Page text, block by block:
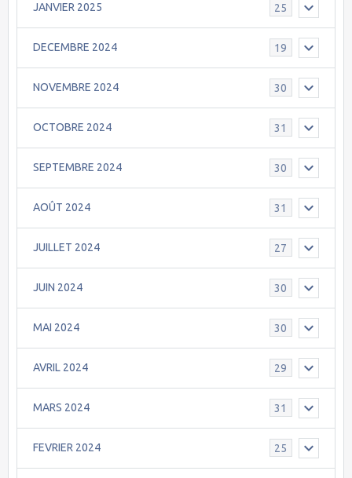
JANVIER 2025 25
DECEMBRE 2024 19
NOVEMBRE 2024 30
OCTOBRE 2024 31
SEPTEMBRE 2024 30
AOÛT 2024 31
JUILLET 2024 27
JUIN 2024 30
MAI 2024 30
AVRIL 2024 29
MARS 2024 31
FEVRIER 2024 25